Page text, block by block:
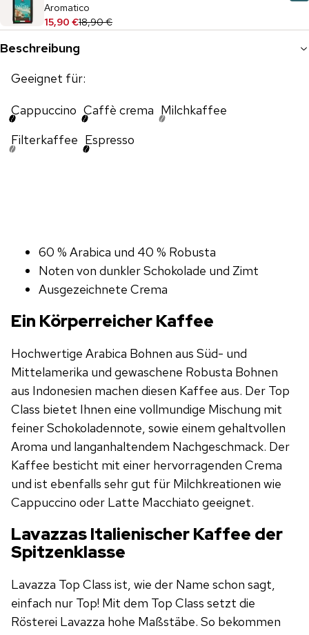
Aromatico
15,90 €18,90 €
Beschreibung
Geeignet für:
Cappuccino Caffè crema Milchkaffee
Filterkaffee Espresso
60 % Arabica und 40 % Robusta
Noten von dunkler Schokolade und Zimt
Ausgezeichnete Crema
Ein Körperreicher Kaffee
Hochwertige Arabica Bohnen aus Süd- und
Mittelamerika und gewaschene Robusta Bohnen
aus Indonesien machen diesen Kaffee aus. Der Top
Class bietet Ihnen eine vollmundige Mischung mit
feiner Schokoladennote, sowie einem gehaltvollen
Aroma und langanhaltendem Nachgeschmack. Der
Kaffee besticht mit einer hervorragenden Crema
und ist ebenfalls sehr gut für Milchkreationen wie
Cappuccino oder Latte Macchiato geeignet.
Lavazzas Italienischer Kaffee der
Spitzenklasse
Lavazza Top Class ist, wie der Name schon sagt,
einfach nur Top! Mit dem Top Class setzt die
Rösterei Lavazza hohe Maßstäbe. So bekommen